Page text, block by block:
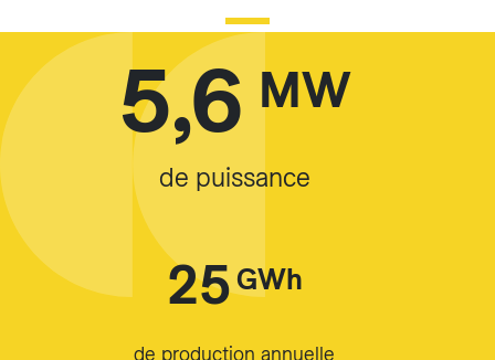
5,6MW
de puissance
25GWh
de production annuelle